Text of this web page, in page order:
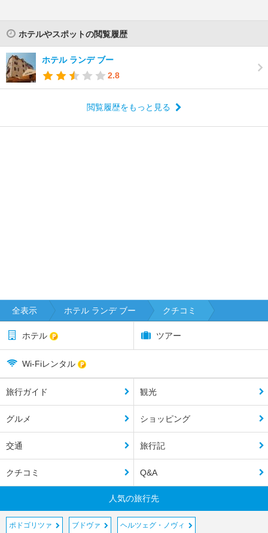
ホテルやスポットの閲覧履歴
ホテル ランデ ブー
2.8
閲覧履歴をもっと見る
全表示 ホテル ランデ ブー クチコミ
ホテル ツアー
Wi-Fiレンタル
旅行ガイド 観光
グルメ ショッピング
交通 旅行記
クチコミ Q&A
人気の旅行先
ポドゴリツァ ブドヴァ ヘルツェグ・ノヴィ